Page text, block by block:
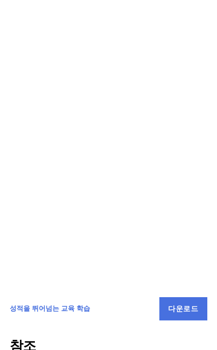
성적을 뛰어넘는 교육 학습 다운로드
참조